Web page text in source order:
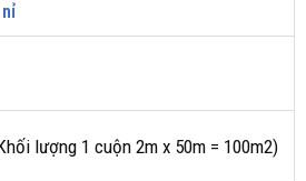
lượng 1 cuộn 2m x 50m = 100m2)